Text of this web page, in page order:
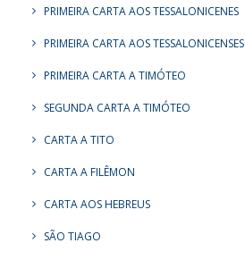
PRIMEIRA CARTA AOS TESSALONICENES
PRIMEIRA CARTA AOS TESSALONICENSES
PRIMEIRA CARTA A TIMÓTEO
SEGUNDA CARTA A TIMÓTEO
CARTA A TITO
CARTA A FILÊMON
CARTA AOS HEBREUS
SÃO TIAGO